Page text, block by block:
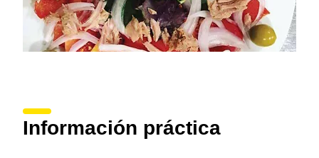
Información práctica